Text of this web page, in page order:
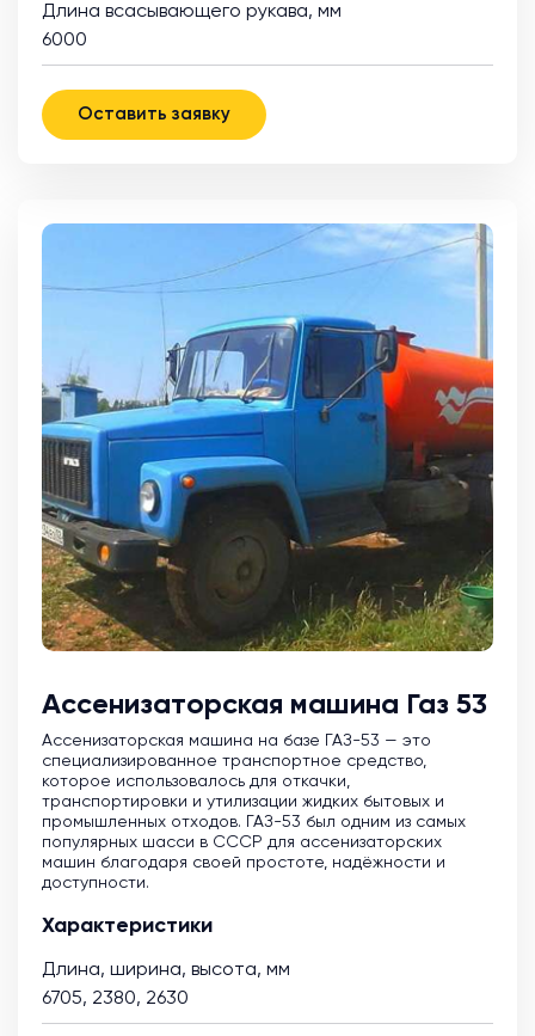
Длина всасывающего рукава, мм
6000
Оставить заявку
Ассенизаторская машина Газ 53
Ассенизаторская машина на базе ГАЗ-53 — это
специализированное транспортное средство,
которое использовалось для откачки,
транспортировки и утилизации жидких бытовых и
промышленных отходов. ГАЗ-53 был одним из самых
популярных шасси в СССР для ассенизаторских
машин благодаря своей простоте, надёжности и
доступности.
Характеристики
Длина, ширина, высота, мм
6705, 2380, 2630